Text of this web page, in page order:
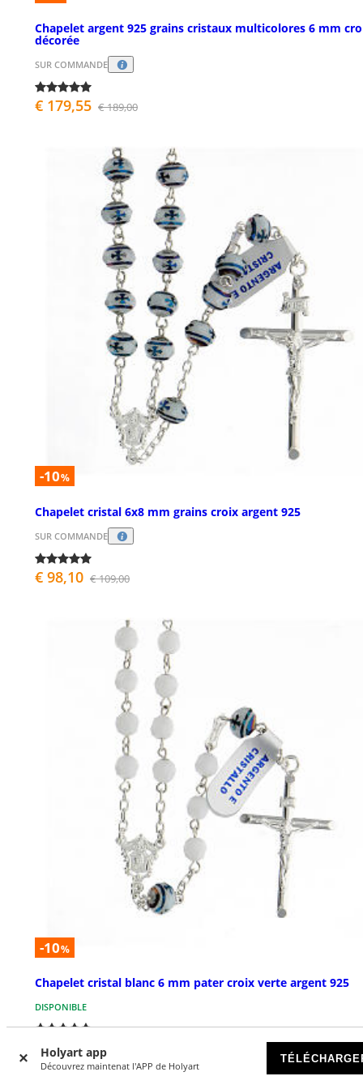
Holyart app
Découvrez maintenat l'APP de Holyart
Chapelet argent 925 grains cristaux multicolores 6 mm
décorée
SUR COMMANDE
€ 179,55 € 189,00
-10%
Chapelet cristal 6x8 mm grains croix argent 925
SUR COMMANDE
€ 98,10 € 109,00
-10%
Chapelet cristal blanc 6 mm pater croix verte argent 925
DISPONIBLE
€ 98,10 € 109,00